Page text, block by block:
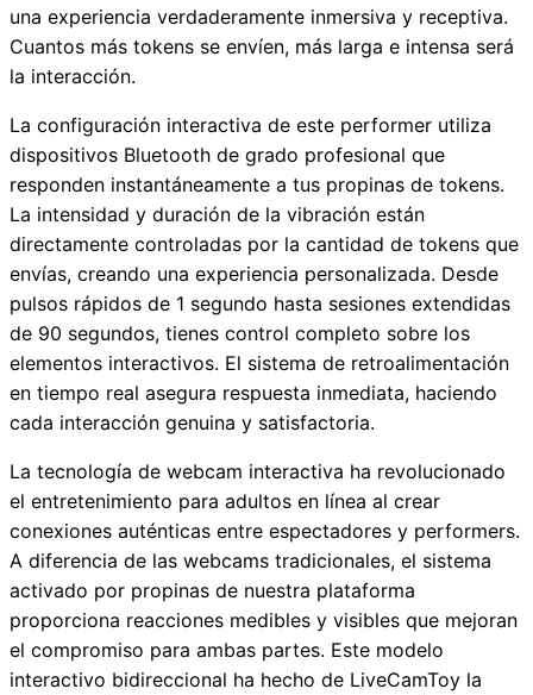
una experiencia verdaderamente inmersiva y receptiva.
Cuantos más tokens se envíen, más larga e intensa será
la interacción.
La configuración interactiva de este performer utiliza
dispositivos Bluetooth de grado profesional que
responden instantáneamente a tus propinas de tokens.
La intensidad y duración de la vibración están
directamente controladas por la cantidad de tokens que
envías, creando una experiencia personalizada. Desde
pulsos rápidos de 1 segundo hasta sesiones extendidas
de 90 segundos, tienes control completo sobre los
elementos interactivos. El sistema de retroalimentación
en tiempo real asegura respuesta inmediata, haciendo
cada interacción genuina y satisfactoria.
La tecnología de webcam interactiva ha revolucionado
el entretenimiento para adultos en línea al crear
conexiones auténticas entre espectadores y performers.
A diferencia de las webcams tradicionales, el sistema
activado por propinas de nuestra plataforma
proporciona reacciones medibles y visibles que mejoran
el compromiso para ambas partes. Este modelo
interactivo bidireccional ha hecho de LiveCamToy la